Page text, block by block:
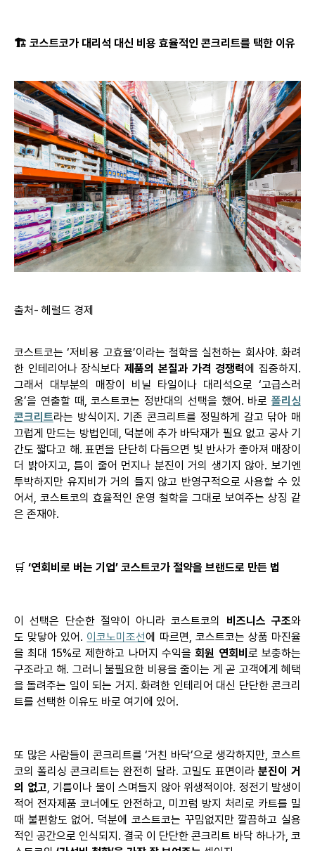
🏗️ 코스트코가 대리석 대신 비용 효율적인 콘크리트를 택한 이유
출처- 헤럴드 경제
코스트코는 ‘저비용 고효율’이라는 철학을 실천하는 회사야. 화려
한 인테리어나 장식보다제품의 본질과 가격 경쟁력에 집중하지.
그래서 대부분의 매장이 비닐 타일이나 대리석으로 ‘고급스러
움’을 연출할 때, 코스트코는 정반대의 선택을 했어. 바로 폴리싱
콘크리트라는 방식이지. 기존 콘크리트를 정밀하게 갈고 닦아 매
끄럽게 만드는 방법인데, 덕분에 추가 바닥재가 필요 없고 공사 기
간도 짧다고 해. 표면을 단단히 다듬으면 빛 반사가 좋아져 매장이
더 밝아지고, 틈이 줄어 먼지나 분진이 거의 생기지 않아. 보기엔
투박하지만 유지비가 거의 들지 않고 반영구적으로 사용할 수 있
어서, 코스트코의 효율적인 운영 철학을 그대로 보여주는 상징 같
은 존재야.
🛒 ‘연회비로 버는 기업’ 코스트코가 절약을 브랜드로 만든 법
이 선택은 단순한 절약이 아니라 코스트코의 비즈니스구조와
도 맞닿아 있어. 이코노미조선에 따르면, 코스트코는 상품 마진율
을 최대 15%로 제한하고 나머지 수익을회원 연회비 로 보충하는
구조라고 해. 그러니 불필요한 비용을 줄이는 게 곧 고객에게 혜택
을 돌려주는 일이 되는 거지. 화려한 인테리어 대신 단단한 콘크리
트를 선택한 이유도 바로 여기에 있어.
또 많은 사람들이 콘크리트를 ‘거친 바닥’으로 생각하지만, 코스트
코의 폴리싱 콘크리트는 완전히 달라. 고밀도 표면이라 분진이 거
의 없고, 기름이나 물이 스며들지 않아 위생적이야. 정전기 발생이
적어 전자제품 코너에도 안전하고, 미끄럼 방지 처리로 카트를 밀
때 불편함도 없어. 덕분에 코스트코는 꾸밈없지만 깔끔하고 실용
적인 공간으로 인식되지. 결국 이 단단한 콘크리트 바닥 하나가, 코